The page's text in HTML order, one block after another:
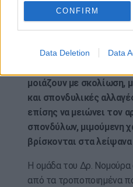
CONFIRM
Data Deletion Data
Σε ποντίκια, τα
δομή των οστών.
πάθηση που
μοιάζουν με σκολίωση,
και σπονδυλικές
επίσης να μειώνει τον
σπονδύλων, μιμούμενη
βρίσκονται στα
Η ομάδα του Δρ. Νομούρα
από τα τροποποιημένα